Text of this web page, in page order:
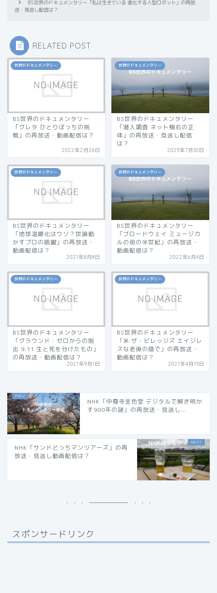
BS世界のドキュメンタリー「私は生きている 進化する人型ロボット」の再放
送・見逃し配信は？
RELATED POST
世界のドキュメンタリー
BS世界のドキュメンタリー
「グレタ ひとりぼっちの挑
戦」の再放送・動画配信は？
2022年2月26日
世界のドキュメンタリー
BS世界のドキュメンタリー
「潜入調査 ネット極右の正
体」の再放送・見逃し配信
は？
2025年7月30日
世界のドキュメンタリー
BS世界のドキュメンタリー
「地球温暖化はウソ？世論動
かすプロの暗躍」の再放送・
動画配信は？
2021年8月8日
世界のドキュメンタリー
BS世界のドキュメンタリー
「ブロードウェイ ミュージカ
ルの街の半世紀」の再放送・
動画配信は？
2022年6月4日
世界のドキュメンタリー
BS世界のドキュメンタリー
「グラウンド・ゼロからの脱
出 9.11 生と死を分けたもの」
の再放送・動画配信は？
2021年9月1日
世界のドキュメンタリー
BS世界のドキュメンタリー
「米 ザ・ビレッジズ エイジレ
スな老後の陰で」の再放送・
動画配信は？
2021年4月15日
NHK「中尊寺金色堂 デジタルで解き明か
す900年の謎」の再放送・見逃し...
NHK「サンドどっちマンツアーズ」の再
放送・見逃し動画配信は？
スポンサードリンク